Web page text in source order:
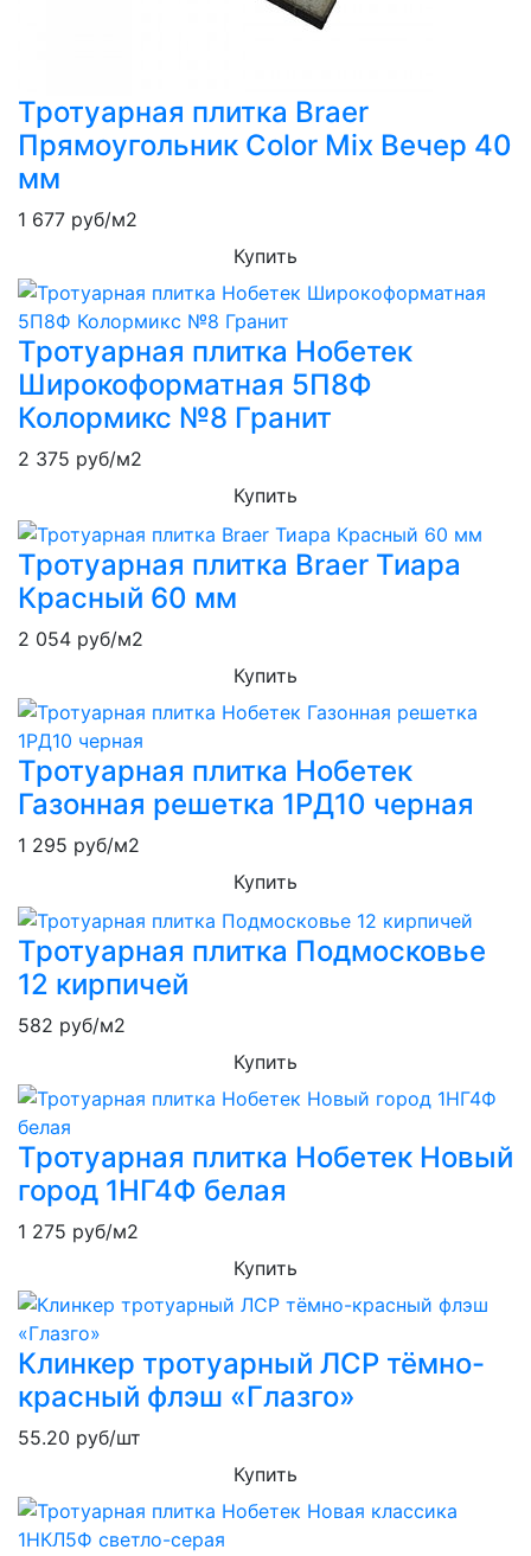
Тротуарная плитка Braer
Прямоугольник Color Mix Вечер 40
мм
1 677 руб/м2
Купить
Тротуарная плитка Нобетек
Широкоформатная 5П8Ф
Колормикс №8 Гранит
2 375 руб/м2
Купить
Тротуарная плитка Braer Тиара
Красный 60 мм
2 054 руб/м2
Купить
Тротуарная плитка Нобетек
Газонная решетка 1РД10 черная
1 295 руб/м2
Купить
Тротуарная плитка Подмосковье
12 кирпичей
582 руб/м2
Купить
Тротуарная плитка Нобетек Новый
город 1НГ4Ф белая
1 275 руб/м2
Купить
Клинкер тротуарный ЛСР тёмно-
красный флэш «Глазго»
55.20 руб/шт
Купить